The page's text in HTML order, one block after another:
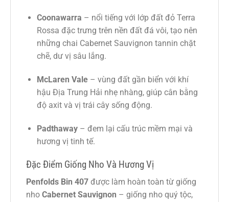
Coonawarra – nổi tiếng với lớp đất đỏ Terra
Rossa đặc trưng trên nền đất đá vôi, tạo nên
những chai Cabernet Sauvignon tannin chặt
chẽ, dư vị sâu lắng.
McLaren Vale– vùng đất gần biển với khí
hậu Địa Trung Hải nhẹ nhàng, giúp cân bằng
độ axit và vị trái cây sống động.
Padthaway– đem lại cấu trúc mềm mại và
hương vị tinh tế.
Đặc Điểm Giống Nho Và Hương Vị
Penfolds Bin 407 được làm hoàn toàn từ giống
nho Cabernet Sauvignon – giống nho quý tộc,